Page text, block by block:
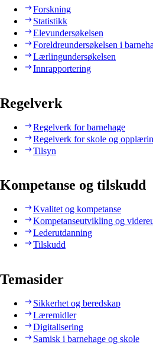
Forskning
Statistikk
Elevundersøkelsen
Foreldreundersøkelsen i
Lærlingundersøkelsen
Innrapportering
Regelverk
Regelverk for barnehage
Regelverk for skole og
Tilsyn
Kompetanse og tilskudd
Kvalitet og kompetanse
Kompetanseutvikling og
Lederutdanning
Tilskudd
Temasider
Sikkerhet og beredskap
Læremidler
Digitalisering
Samisk i barnehage og skole